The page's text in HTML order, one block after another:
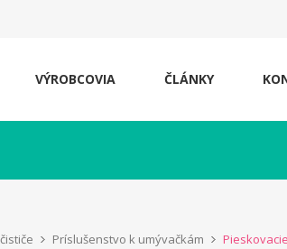
VÝROBCOVIA ČLÁNKY
Príslušenstvo k umývačkám